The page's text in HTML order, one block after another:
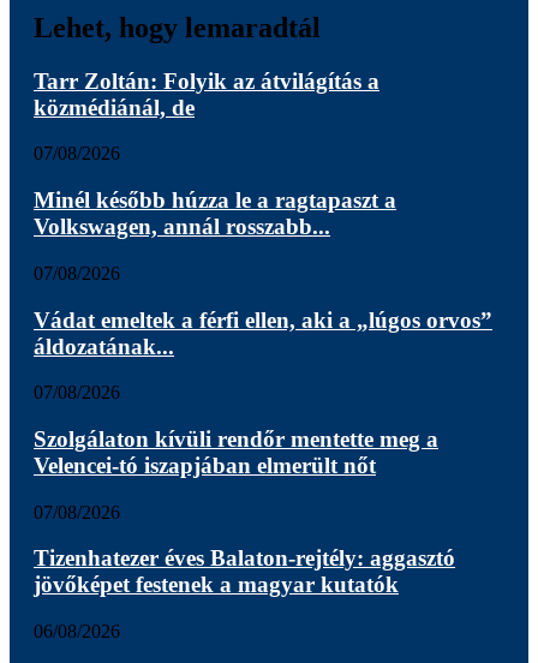
Lehet, hogy lemaradtál
Tarr Zoltán: Folyik az átvilágítás a
közmédiánál, de
07/08/2026
Minél később húzza le a ragtapaszt a
Volkswagen, annál rosszabb...
07/08/2026
Vádat emeltek a férfi ellen, aki a „lúgos orvos”
áldozatának...
07/08/2026
Szolgálaton kívüli rendőr mentette meg a
Velencei-tó iszapjában elmerült nőt
07/08/2026
Tizenhatezer éves Balaton-rejtély: aggasztó
jövőképet festenek a magyar kutatók
06/08/2026